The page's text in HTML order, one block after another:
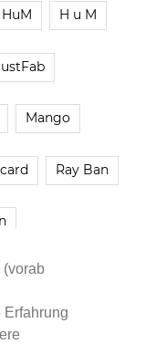
(vorab
HuM H u M
Mango
Ray Ban
Madden
Zara